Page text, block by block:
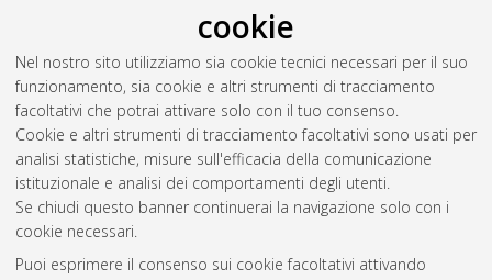
cookie
Nel nostro sito utilizziamo sia cookie tecnici necessari per il suo
funzionamento, sia cookie e altri strumenti di tracciamento
facoltativi che potrai attivare solo con il tuo consenso.
Cookie e altri strumenti di tracciamento facoltativi sono usati per
analisi statistiche, misure sull'efficacia della comunicazione
istituzionale e analisi dei comportamenti degli utenti.
Se chiudi questo banner continuerai la navigazione solo con i
cookie necessari.
Puoi esprimere il consenso sui cookie facoltativi attivando
Circular and sustainable aquaculture:
the use of next-generation protein sources in fish feed,
[Dissertation thesis], Alma Mater Studiorum Università di
Bologna. Dottorato di ricerca in Scienze veterinarie
Questa lista e' stata generata ilFri Aug 7 20:43:47 2026 CEST
Atom